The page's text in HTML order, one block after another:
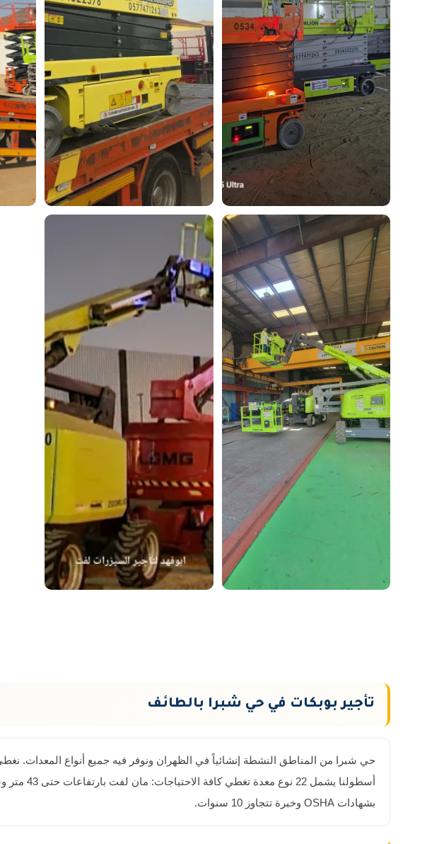
تأجير بوبكات في حي شبرا بالطائف
حي شبرا من المناطق النشطة إنشائياً في الظهران ونوفر فيه جميع أنواع المعدات. نغطي
بشهادات OSHA وخبرة تتجاوز 10 سنوات.